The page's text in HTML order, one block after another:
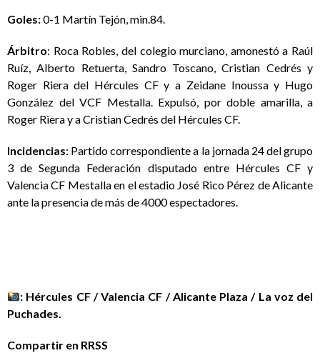
Goles:0-1 Martín Tejón, min.84.
Árbitro: Roca Robles, del colegio murciano, amonestó a Raúl
Ruíz, Alberto Retuerta, Sandro Toscano, Cristian Cedrés y
Roger Riera del Hércules CF y a Zeidane Inoussa y Hugo
González del VCF Mestalla. Expulsó, por doble amarilla, a
Roger Riera y a Cristian Cedrés del Hércules CF.
Incidencias: Partido correspondiente a la jornada 24 del grupo
3 de Segunda Federación disputado entre Hércules CF y
Valencia CF Mestalla en el estadio José Rico Pérez de Alicante
ante la presencia de más de 4000 espectadores.
: Hércules CF / Valencia CF / Alicante Plaza / La voz del
Puchades.
Compartir en RRSS